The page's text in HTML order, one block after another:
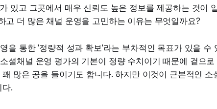
있고 그곳에서 매우 신뢰도 높은 정보를 제공하는 것이
고 더 많은 채널 운영을 고민하는 이유는 무엇일까요?
을 통한 '정량적 성과 확보'라는 부차적인 목표가 있을 수
셜채널 운영 평가의 기본이 정량 수치이기 때문에 겉으
많은 공을 들이기도 합니다. 하지만 이것이 근본적인 소
다.